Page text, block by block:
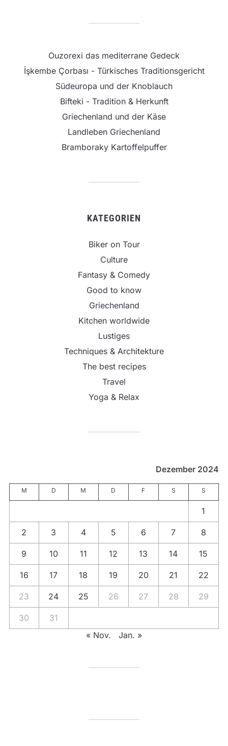
Ouzorexi das mediterrane Gedeck
İşkembe Çorbası - Türkisches Traditionsgericht
Südeuropa und der Knoblauch
Bifteki - Tradition & Herkunft
Griechenland und der Käse
Landleben Griechenland
Bramboraky Kartoffelpuffer
KATEGORIEN
Biker on Tour
Culture
Fantasy & Comedy
Good to know
Griechenland
Kitchen worldwide
Lustiges
Techniques & Architekture
The best recipes
Travel
Yoga & Relax
Dezember 2024
M D M D F S S
1
2 3 4 5 6 7 8
9 10 11 12 13 14 15
16 17 18 19 20 21 22
23 24 25 26 27 28 29
30
31
« Nov.
Jan. »